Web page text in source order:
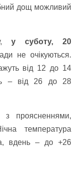
дощ можливий
у суботу, 20
не очікуються.
від 12 до 14
– від 26 до 28
проясненнями,
температура
вдень – до +26